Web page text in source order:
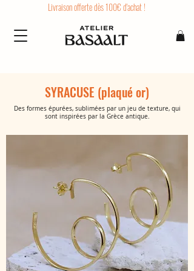
Livraison offerte dès 100€ d'achat !
SYRACUSE (plaqué or)
Des formes épurées, sublimées par un jeu de texture, qui
sont inspirées par la Grèce antique.